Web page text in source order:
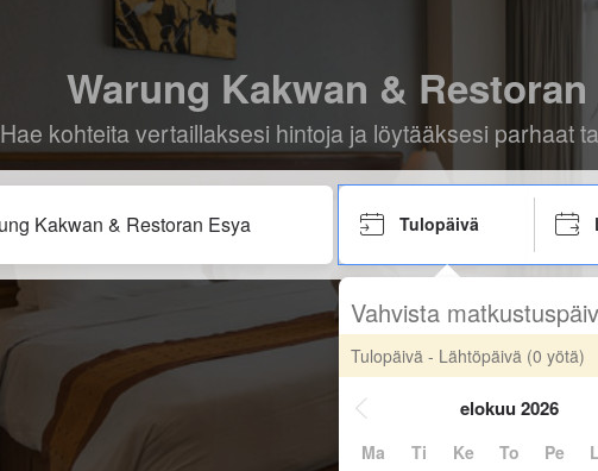
Warung Kakwan &
Hae kohteita vertaillaksesi hintoja ja löytääksesi parhaat
Tulopäivä
Vahvista
Tulopäivä - Lähtöpäivä (0 yötä)
elokuu 2026
Ma Ti Ke To Pe